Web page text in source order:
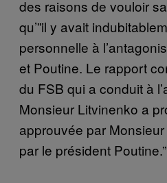
des raisons de vouloir
qu’”il y avait
personnelle à
et Poutine. Le rapport
du FSB qui a conduit à
Monsieur Litvinenko a
approuvée par
par le président Poutine.”